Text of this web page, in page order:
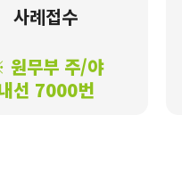
사례접수
무부 주/야
선 7000번